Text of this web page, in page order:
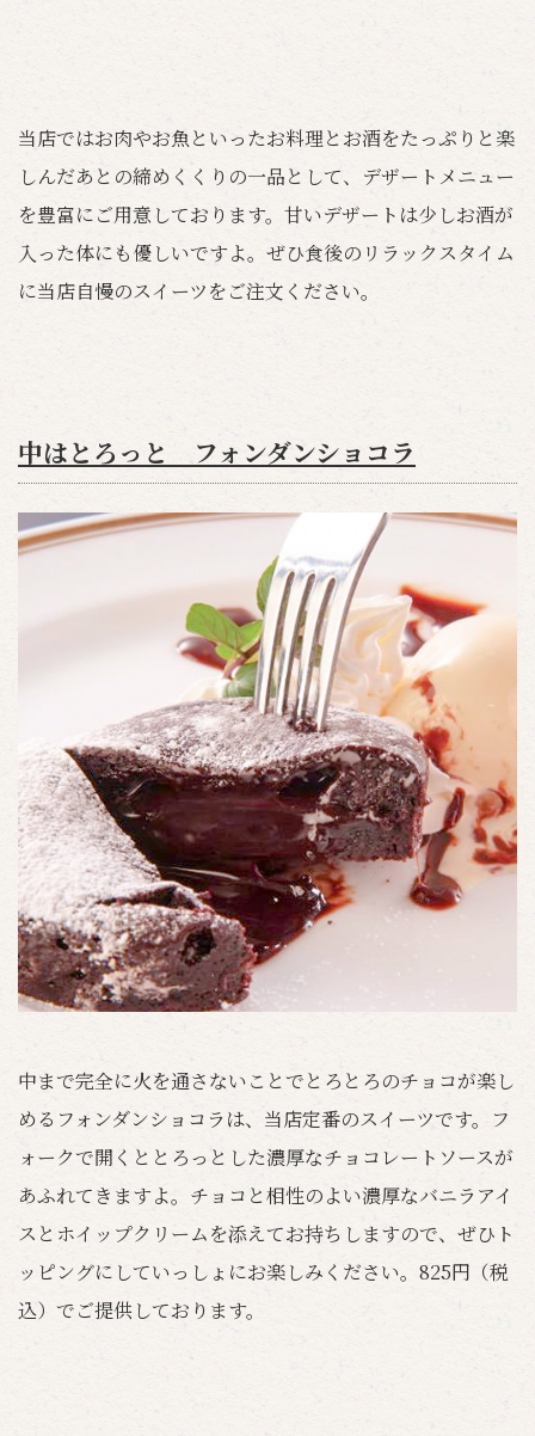
当店ではお肉やお魚といったお料理とお酒をたっぷりと楽
しんだあとの締めくくりの一品として、デザートメニュー
を豊富にご用意しております。甘いデザートは少しお酒が
入った体にも優しいですよ。ぜひ食後のリラックスタイム
に当店自慢のスイーツをご注文ください。
中はとろっと フォンダンショコラ
中まで完全に火を通さないことでとろとろのチョコが楽し
めるフォンダンショコラは、当店定番のスイーツです。フ
ォークで開くととろっとした濃厚なチョコレートソースが
あふれてきますよ。チョコと相性のよい濃厚なバニラアイ
スとホイップクリームを添えてお持ちしますので、ぜひト
ッピングにしていっしょにお楽しみください。825円（税
込）でご提供しております。